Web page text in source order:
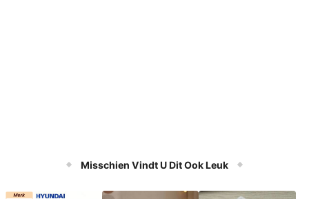
Misschien Vindt U Dit Ook Leuk